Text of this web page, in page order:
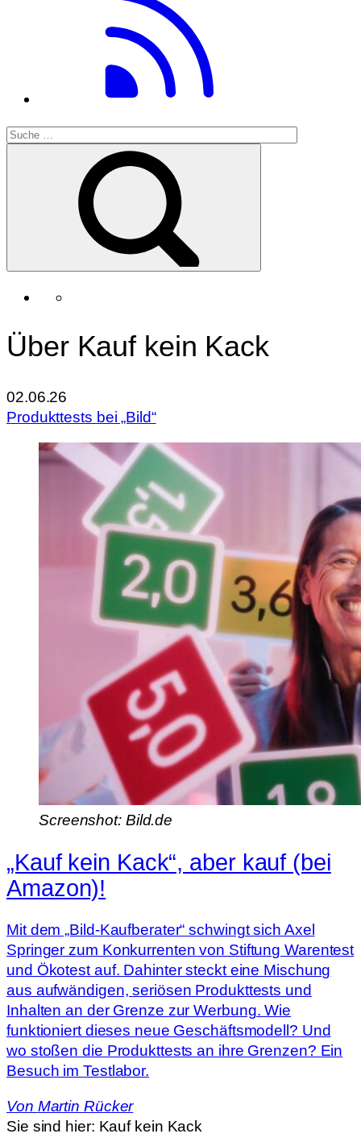
Über Kauf kein Kack
02.06.26
Produkttests bei „Bild“
Screenshot: Bild.de
„Kauf kein Kack“, aber kauf (bei
Amazon)!
Mit dem „Bild-Kaufberater“ schwingt sich Axel
Springer zum Konkurrenten von Stiftung Warentest
und Ökotest auf. Dahinter steckt eine Mischung
aus aufwändigen, seriösen Produkttests und
Inhalten an der Grenze zur Werbung. Wie
funktioniert dieses neue Geschäftsmodell? Und
wo stoßen die Produkttests an ihre Grenzen? Ein
Besuch im Testlabor.
Von Martin Rücker
Sie sind hier: Kauf kein Kack